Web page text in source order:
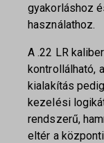
gyakorláshoz
használathoz.
A .22 LR
kontrollálható,
kialakítás
kezelési
rendszerű,
eltér a